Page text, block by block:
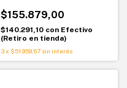
$155.879,00
$140.291,10 con Efectivo
(Retiro en tienda)
3 x $51.959,67 sin interés